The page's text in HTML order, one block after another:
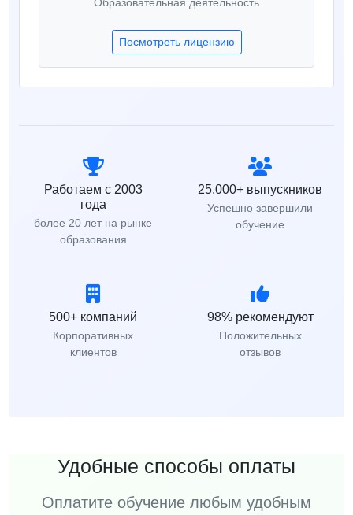
Образовательная деятельность
Посмотреть лицензию
Работаем с 2003
года
более 20 лет на рынке
образования
25,000+ выпускников
Успешно завершили
обучение
500+ компаний
Корпоративных
клиентов
98% рекомендуют
Положительных
отзывов
Удобные способы оплаты
Оплатите обучение любым удобным